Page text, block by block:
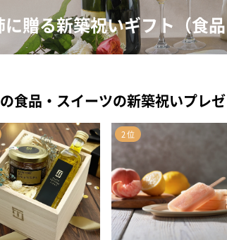
に贈る新築祝いギフト（食
食品・スイーツの新築祝いプレ